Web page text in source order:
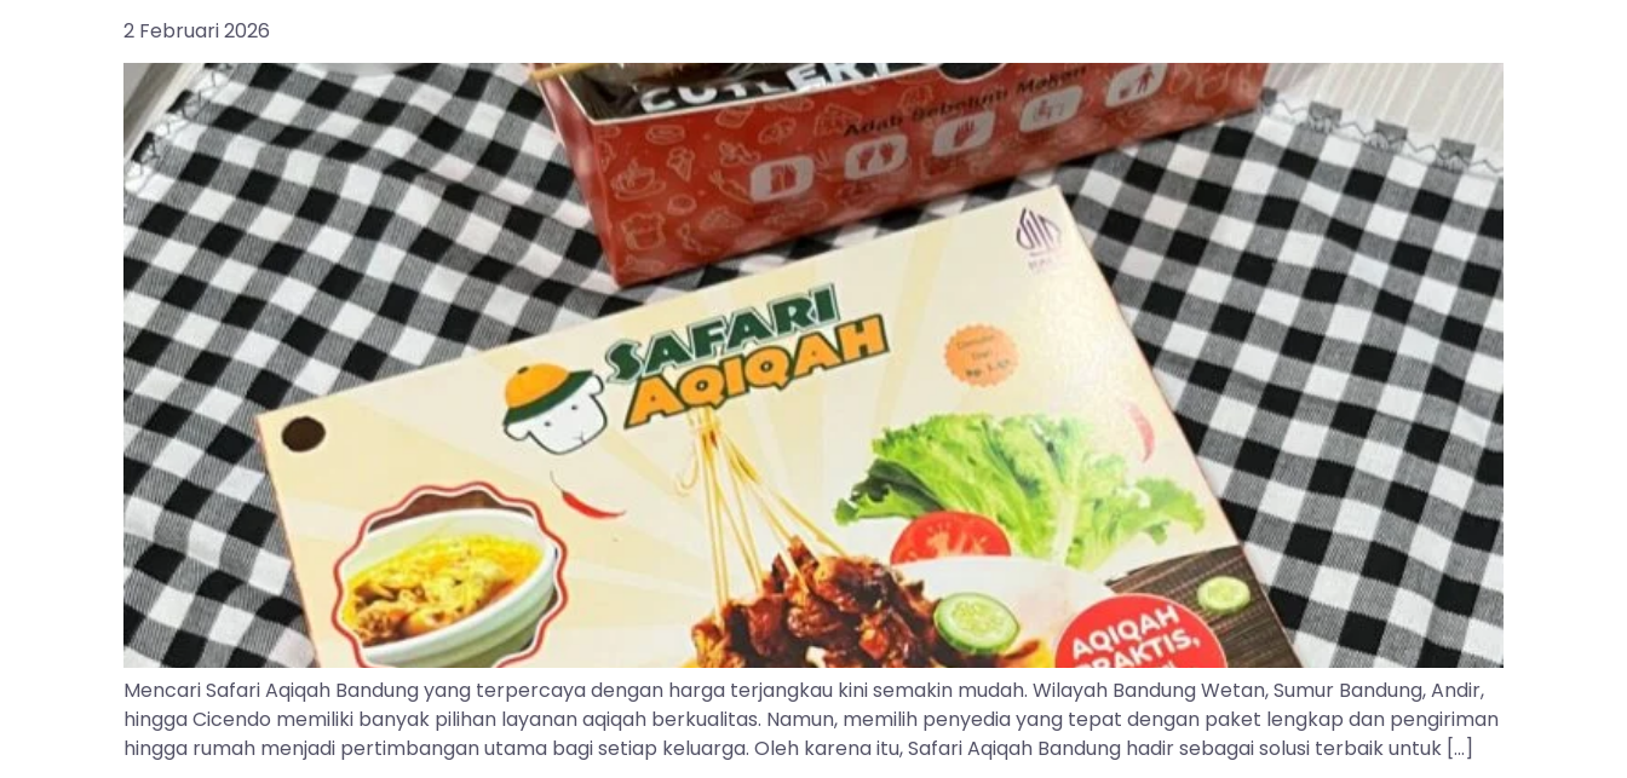
2 Februari 2026
Mencari Safari Aqiqah Bandung yang terpercaya dengan harga terjangkau kini semakin mudah. Wilayah Bandung Wetan, Sumur Bandung, Andir,
hingga Cicendo memiliki banyak pilihan layanan aqiqah berkualitas. Namun, memilih penyedia yang tepat dengan paket lengkap dan pengiriman
hingga rumah menjadi pertimbangan utama bagi setiap keluarga. Oleh karena itu, Safari Aqiqah Bandung hadir sebagai solusi terbaik untuk […]